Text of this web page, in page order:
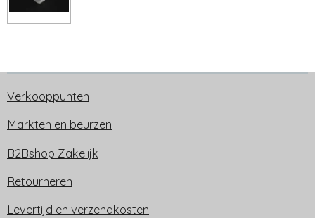
Verkooppunten
Markten en beurzen
B2Bshop Zakelijk
Retourneren
Levertijd en verzendkosten